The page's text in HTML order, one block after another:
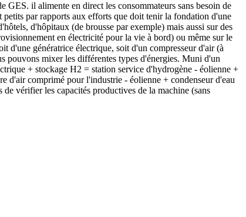
GES. il alimente en direct les consommateurs sans besoin de
par rapports aux efforts que doit tenir la fondation d'une
d'hôpitaux (de brousse par exemple) mais aussi sur des
en électricité pour la vie à bord) ou même sur le
d'une génératrice électrique, soit d'un compresseur d'air (à
pouvons mixer les différentes types d'énergies. Muni d'un
+ stockage H2 = station service d'hydrogène - éolienne +
d'air comprimé pour l'industrie - éolienne + condenseur d'eau
vérifier les capacités productives de la machine (sans